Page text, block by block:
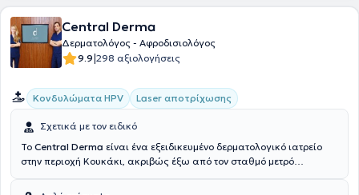
Central Derma
Δερματολόγος - Αφροδισιολόγος
9.9|298 αξιολογήσεις
Κονδυλώματα HPV Laser αποτρίχωσης
Σχετικά με τον ειδικό
Το Central Derma είναι ένα εξειδικευμένο δερματολογικό ιατρείο
στην περιοχή Κουκάκι, ακριβώς έξω από τον σταθμό μετρό
Αφροδισιολόγους Πάτσα Μυρτώ και Μαρνελάκη Ιωάννη. Είναι ένας